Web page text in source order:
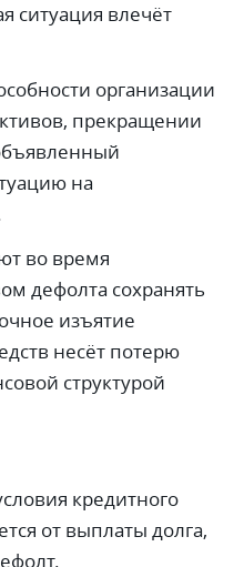
ситуация влечёт
организации
прекращении
на
во время
дефолта сохранять
изъятие
несёт потерю
структурой
кредитного
от выплаты долга,